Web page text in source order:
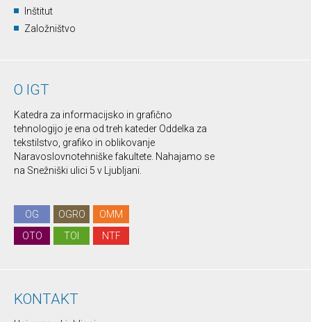
Inštitut
Založništvo
O IGT
Katedra za informacijsko in grafično
tehnologijo je ena od treh kateder Oddelka za
tekstilstvo, grafiko in oblikovanje
Naravoslovnotehniške fakultete. Nahajamo se
na Snežniški ulici 5 v Ljubljani.
OG OGRO
OMM
OTO
TOI NTF
KONTAKT